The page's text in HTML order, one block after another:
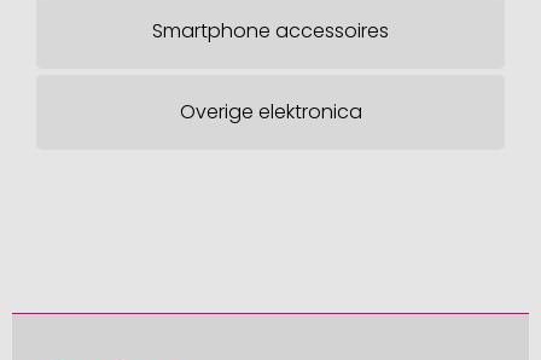
Smartphone accessoires
Overige elektronica